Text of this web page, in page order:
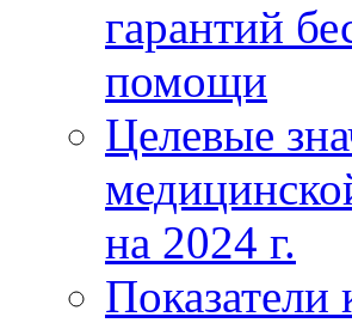
гарантий
помощи
Целевые
на 2024 г.